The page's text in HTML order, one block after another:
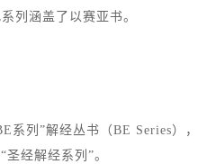
列涵盖了以赛亚书。
系列”解经丛书（BE Series），
圣经解经系列”。